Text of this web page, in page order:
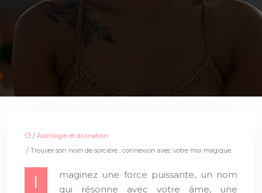
/ Astrologie et divination
/ Trouver son nom de sorcière : connexion avec votre moi magique
I
maginez une force puissante, un nom
qui résonne avec votre âme, une